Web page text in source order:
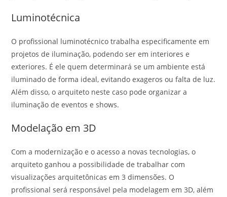
Luminotécnica
O profissional luminotécnico trabalha especificamente em
projetos de iluminação, podendo ser em interiores e
exteriores. É ele quem determinará se um ambiente está
iluminado de forma ideal, evitando exageros ou falta de luz.
Além disso, o arquiteto neste caso pode organizar a
iluminação de eventos e shows.
Modelação em 3D
Com a modernização e o acesso a novas tecnologias, o
arquiteto ganhou a possibilidade de trabalhar com
visualizações arquitetônicas em 3 dimensões. O
profissional será responsável pela modelagem em 3D, além